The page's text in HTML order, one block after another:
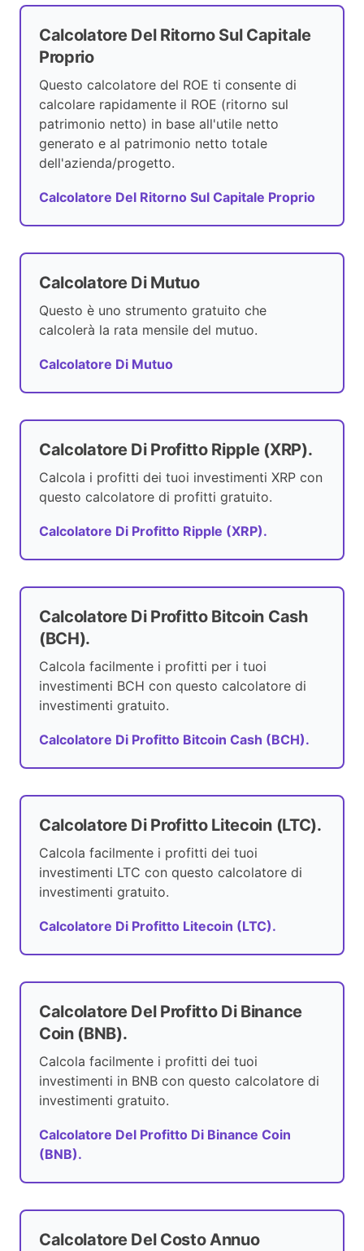
Calcolatore Del Ritorno Sul Capitale
Proprio
Questo calcolatore del ROE ti consente di
calcolare rapidamente il ROE (ritorno sul
patrimonio netto) in base all'utile netto
generato e al patrimonio netto totale
dell'azienda/progetto.
Calcolatore Del Ritorno Sul Capitale Proprio
Calcolatore Di Mutuo
Questo è uno strumento gratuito che
calcolerà la rata mensile del mutuo.
Calcolatore Di Mutuo
Calcolatore Di Profitto Ripple (XRP).
Calcola i profitti dei tuoi investimenti XRP con
questo calcolatore di profitti gratuito.
Calcolatore Di Profitto Ripple (XRP).
Calcolatore Di Profitto Bitcoin Cash
(BCH).
Calcola facilmente i profitti per i tuoi
investimenti BCH con questo calcolatore di
investimenti gratuito.
Calcolatore Di Profitto Bitcoin Cash (BCH).
Calcolatore Di Profitto Litecoin (LTC).
Calcola facilmente i profitti dei tuoi
investimenti LTC con questo calcolatore di
investimenti gratuito.
Calcolatore Di Profitto Litecoin (LTC).
Calcolatore Del Profitto Di Binance
Coin (BNB).
Calcola facilmente i profitti dei tuoi
investimenti in BNB con questo calcolatore di
investimenti gratuito.
Calcolatore Del Profitto Di Binance Coin
(BNB).
Calcolatore Del Costo Annuo